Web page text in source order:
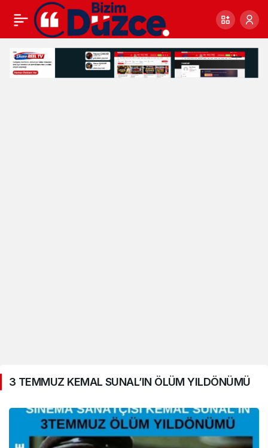
3
TEMMUZ
3 TEMMUZ KEMAL SUNAL’IN ÖLÜM YILDÖNÜMÜ